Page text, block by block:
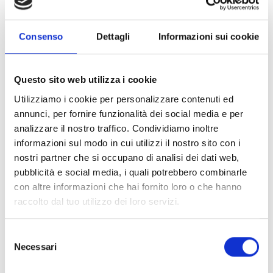
Consenso Dettagli Informazioni sui cookie
Questo sito web utilizza i cookie
Utilizziamo i cookie per personalizzare contenuti ed
annunci, per fornire funzionalità dei social media e per
analizzare il nostro traffico. Condividiamo inoltre
informazioni sul modo in cui utilizzi il nostro sito con i
nostri partner che si occupano di analisi dei dati web,
pubblicità e social media, i quali potrebbero combinarle
con altre informazioni che hai fornito loro o che hanno
raccolto dal tuo utilizzo dei loro servizi.
delNecessari
instalação segura e estável, mantendo a parte
superior do detetor selada e corretamente ligada
à tubagem exterior. Fabricadas em plástico
durável, são compatíveis com tubagem à vista
PG16, garantindo proteção contra agentes
antincêndio.